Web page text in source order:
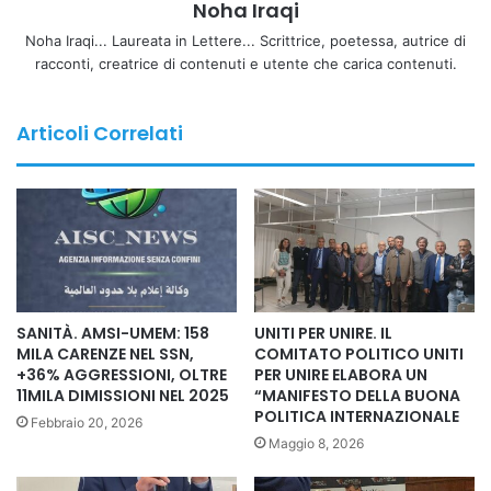
Straniera in Italia), UMEM (Unione Medica
Euromediterranea), Co-mai (Comunità del Mondo Arabo in
Italia), AISCNEWS (rete internazionale di informazione
Internazionale Uniti per Unire, con USEM, Unione Sportiva
investimenti il vero nodo del sistema.
IL MODELLO EUROPEO: MULTICULTURALITÀ CHE VINCE.
DA LAMINE YAMAL A KYLIAN MBAPPÉ Le principali
nazionali europee dimostrano che la multiculturalità è un
fattore di forza: Francia, campione del mondo nel 2018, con
una rosa fortemente composta da giocatori figli di
immigrati e di seconda generazione; Belgio, una delle
“generazioni d’oro” più competitive degli ultimi anni,
Noha Iraqi
Noha Iraqi... Laureata in Lettere... Scrittrice, poetessa, autrice di
racconti, creatrice di contenuti e utente che carica contenuti.
Articoli Correlati
SANITÀ. AMSI-UMEM: 158
MILA CARENZE NEL SSN,
+36% AGGRESSIONI, OLTRE
11MILA DIMISSIONI NEL 2025
Febbraio 20, 2026
UNITI PER UNIRE. IL
COMITATO POLITICO UNITI
PER UNIRE ELABORA UN
“MANIFESTO DELLA BUONA
POLITICA INTERNAZIONALE
Maggio 8, 2026